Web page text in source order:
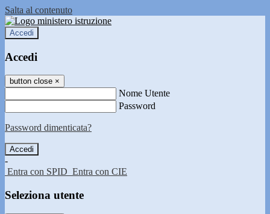
Salta al contenuto
Accedi
Accedi
button close ×
Nome Utente
Password
Password dimenticata?
-
Entra con SPID Entra con CIE
Seleziona utente